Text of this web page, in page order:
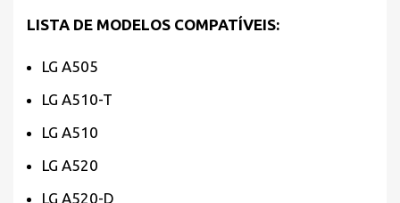
LISTA DE MODELOS COMPATÍVEIS:
LG A505
LG A510-T
LG A510
LG A520
LG A520-D